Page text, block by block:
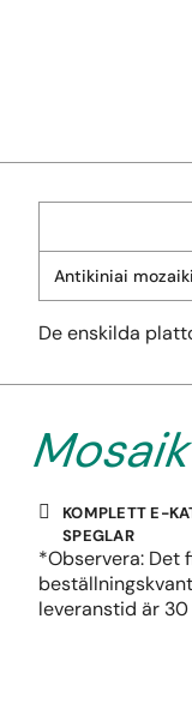
Antikiniai
De enskilda
KOMPLETT E-
SPEGLAR
*Observera: Det
leveranstid är 30